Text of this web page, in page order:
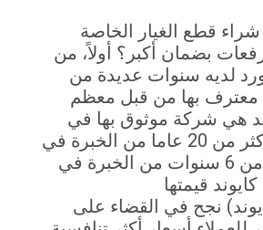
قطع الغيار الخاصة
بضمان أكبر؟ أولاً، من
لديه سنوات عديدة من
معترف بها من قبل معظم
هي شركة موثوق بها في
هذا الصددمع أكثر من 20 عاما من الخبرة في
الصناعة وأكثر من 6 سنوات من الخبرة في
قيمتها
نجح في القضاء على